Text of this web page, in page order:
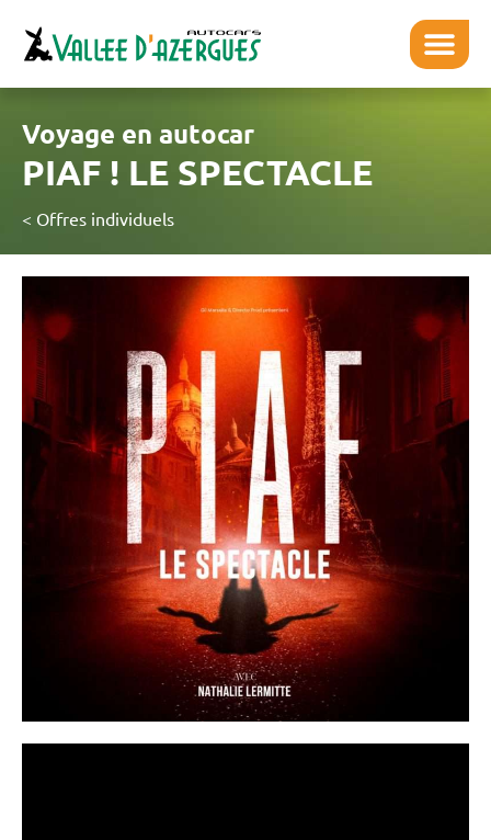
Voyage en autocar
PIAF ! LE SPECTACLE
< Offres individuels